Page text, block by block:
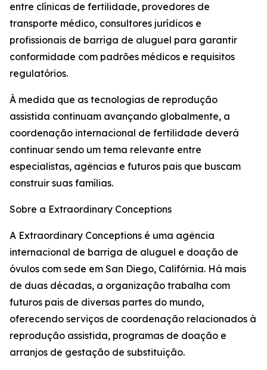
entre clínicas de fertilidade, provedores de
transporte médico, consultores jurídicos e
profissionais de barriga de aluguel para garantir
conformidade com padrões médicos e requisitos
regulatórios.
À medida que as tecnologias de reprodução
assistida continuam avançando globalmente, a
coordenação internacional de fertilidade deverá
continuar sendo um tema relevante entre
especialistas, agências e futuros pais que buscam
construir suas famílias.
Sobre a Extraordinary Conceptions
A Extraordinary Conceptions é uma agência
internacional de barriga de aluguel e doação de
óvulos com sede em San Diego, Califórnia. Há mais
de duas décadas, a organização trabalha com
futuros pais de diversas partes do mundo,
oferecendo serviços de coordenação relacionados à
reprodução assistida, programas de doação e
arranjos de gestação de substituição.